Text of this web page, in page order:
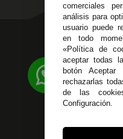
955 44
comerciales
análisis para
usuario puede
en todo
«Política de
aceptar todas
botón
rechazarlas
de las
Configuración.